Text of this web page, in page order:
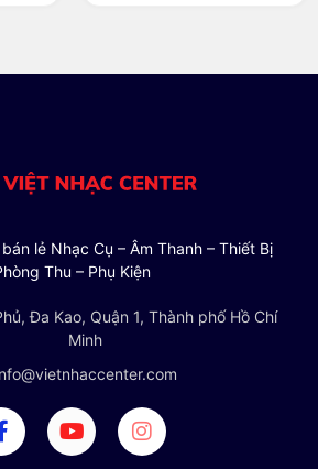
lẻ Nhạc Cụ – Âm Thanh – Thiết Bị
Thu – Phụ Kiện
Đa Kao, Quận 1, Thành phố Hồ Chí
Minh